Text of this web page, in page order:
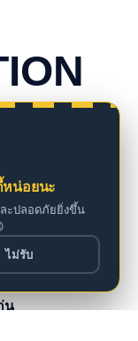
หน่อยนะ
ละปลอดภัยยิ่งขึ้น
ไม่รับ
น